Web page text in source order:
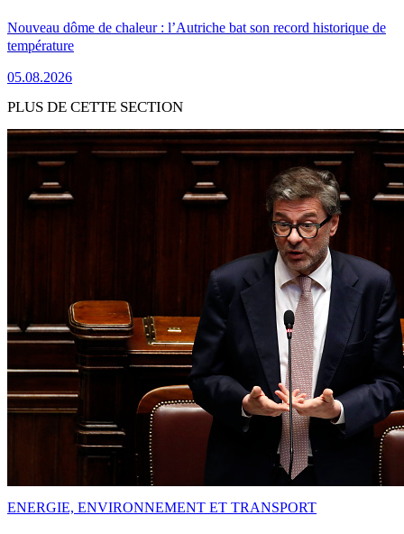
Nouveau dôme de chaleur : l’Autriche bat son record historique de
température
05.08.2026
PLUS DE CETTE SECTION
ENERGIE, ENVIRONNEMENT ET TRANSPORT